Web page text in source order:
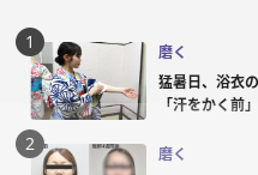
磨く
猛暑日、浴衣
「汗をかく前
磨く